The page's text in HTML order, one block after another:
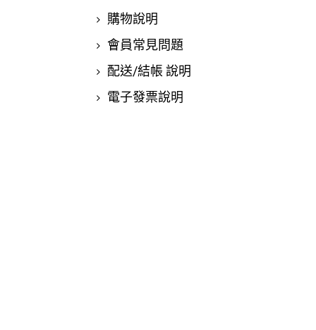
購物說明
會員常見問題
配送/結帳 說明
電子發票說明